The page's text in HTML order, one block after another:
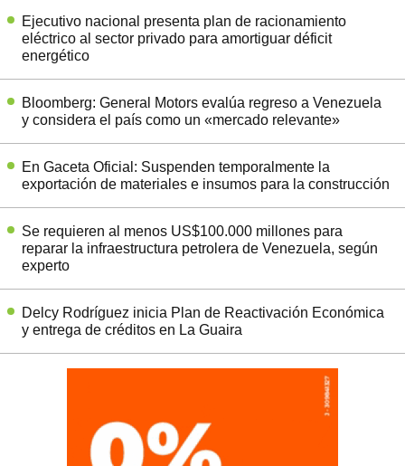
Ejecutivo nacional presenta plan de racionamiento
eléctrico al sector privado para amortiguar déficit
energético
Bloomberg: General Motors evalúa regreso a Venezuela
y considera el país como un «mercado relevante»
En Gaceta Oficial: Suspenden temporalmente la
exportación de materiales e insumos para la construcción
Se requieren al menos US$100.000 millones para
reparar la infraestructura petrolera de Venezuela, según
experto
Delcy Rodríguez inicia Plan de Reactivación Económica
y entrega de créditos en La Guaira